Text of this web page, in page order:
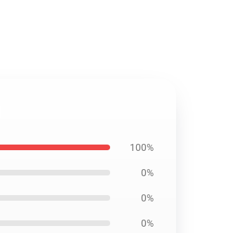
100%
0%
0%
0%